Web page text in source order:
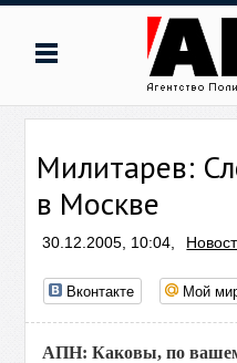
Милитарев:
в Москве
30.12.2005, 10:04,
Вконтакте Мой
АПН: Каковы, по